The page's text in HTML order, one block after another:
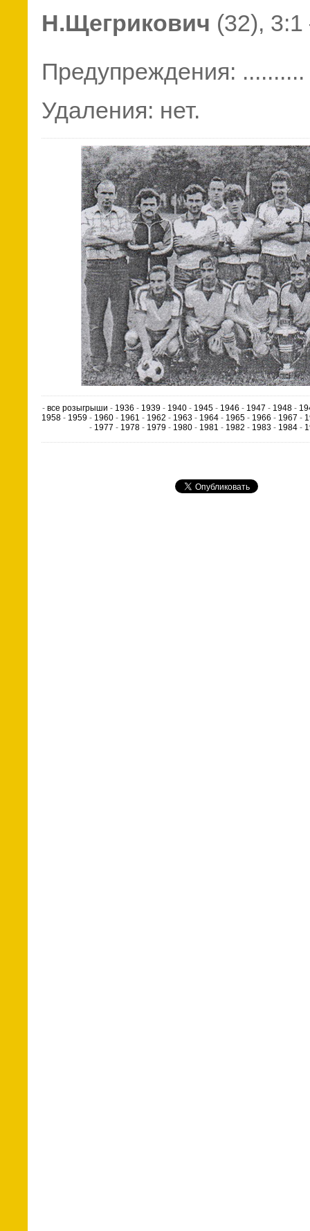
Н.Щегрикович (32),
Предупреждения: ..........
Удаления: нет.
-все розыгрыши - 1936 - 1939 - 1940 - 1945 - 1946 - 1947 - 1948 -
1958 - 1959 - 1960 - 1961 - 1962 - 1963 - 1964 - 1965 - 1966 - 1967 -
- 1977 - 1978 - 1979 - 1980 - 1981 - 1982 - 1983 - 1984 -